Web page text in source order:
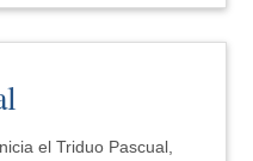
el Triduo Pascual,